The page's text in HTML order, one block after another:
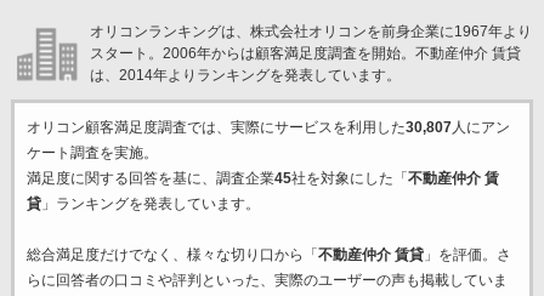
オリコンランキングは、株式会社オリコンを前身企業に1967年より
スタート。2006年からは顧客満足度調査を開始。不動産仲介 賃貸
は、2014年よりランキングを発表しています。
オリコン顧客満足度調査では、実際にサービスを利用した30,807人にアン
ケート調査を実施。
満足度に関する回答を基に、調査企業45社を対象にした「 不動産仲介 賃
貸」ランキングを発表しています。
総合満足度だけでなく、様々な切り口から「 不動産仲介 賃貸」を評価。さ
らに回答者の口コミや評判といった、実際のユーザーの声も掲載していま